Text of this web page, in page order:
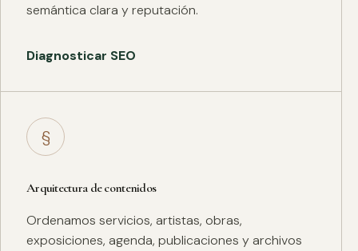
semántica clara y reputación.
Diagnosticar SEO
§
Arquitectura de contenidos
Ordenamos servicios, artistas, obras,
exposiciones, agenda, publicaciones y archivos